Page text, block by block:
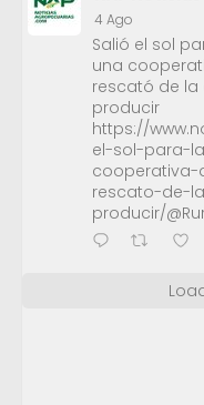
4 Ago
Salió el sol
una
rescató de la
producir
https://
el-sol-para-
rescato-de-
producir/